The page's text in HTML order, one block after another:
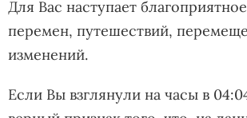
Для Вас наступает
перемен, путешествий,
изменений.
Если Вы взглянули на часы в